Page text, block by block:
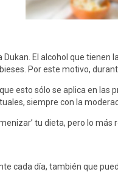
El alcohol que tienen
Por este motivo,
esto sólo se aplica en
siempre con la
tu dieta, pero lo
cada día, también que